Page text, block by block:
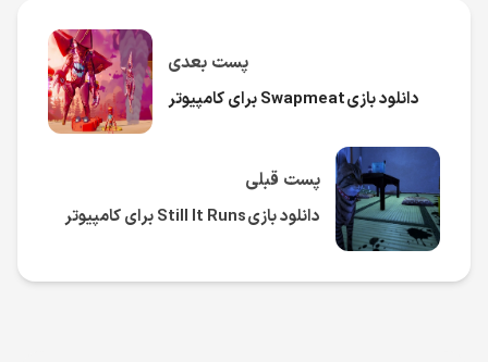
پست قبلی
دانلود بازی Still It Runs برای کامپیوتر
پست بعدی
دانلود بازی Swapmeat برای کامپیوتر